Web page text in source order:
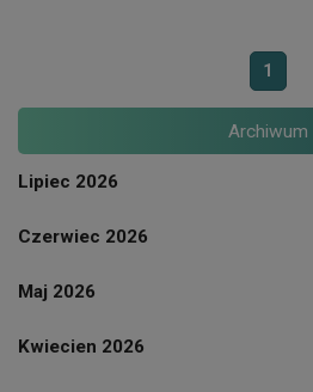
1
Archiwum
Lipiec 2026
Czerwiec 2026
Maj 2026
Kwiecien 2026